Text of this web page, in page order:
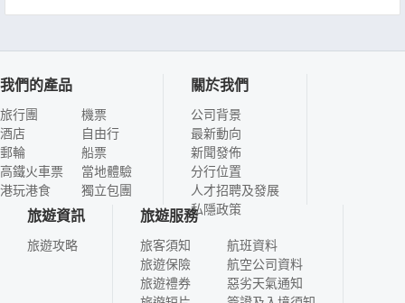
我們的產品
旅行團
酒店
郵輪
高鐵火車票
港玩港食
機票
自由行
船票
當地體驗
獨立包團
關於我們
公司背景
最新動向
新聞發佈
分行位置
人才招聘及發展
私隱政策
旅遊資訊
旅遊攻略
旅遊服務
旅客須知
旅遊保險
旅遊禮券
航班資料
航空公司資料
惡劣天氣通知